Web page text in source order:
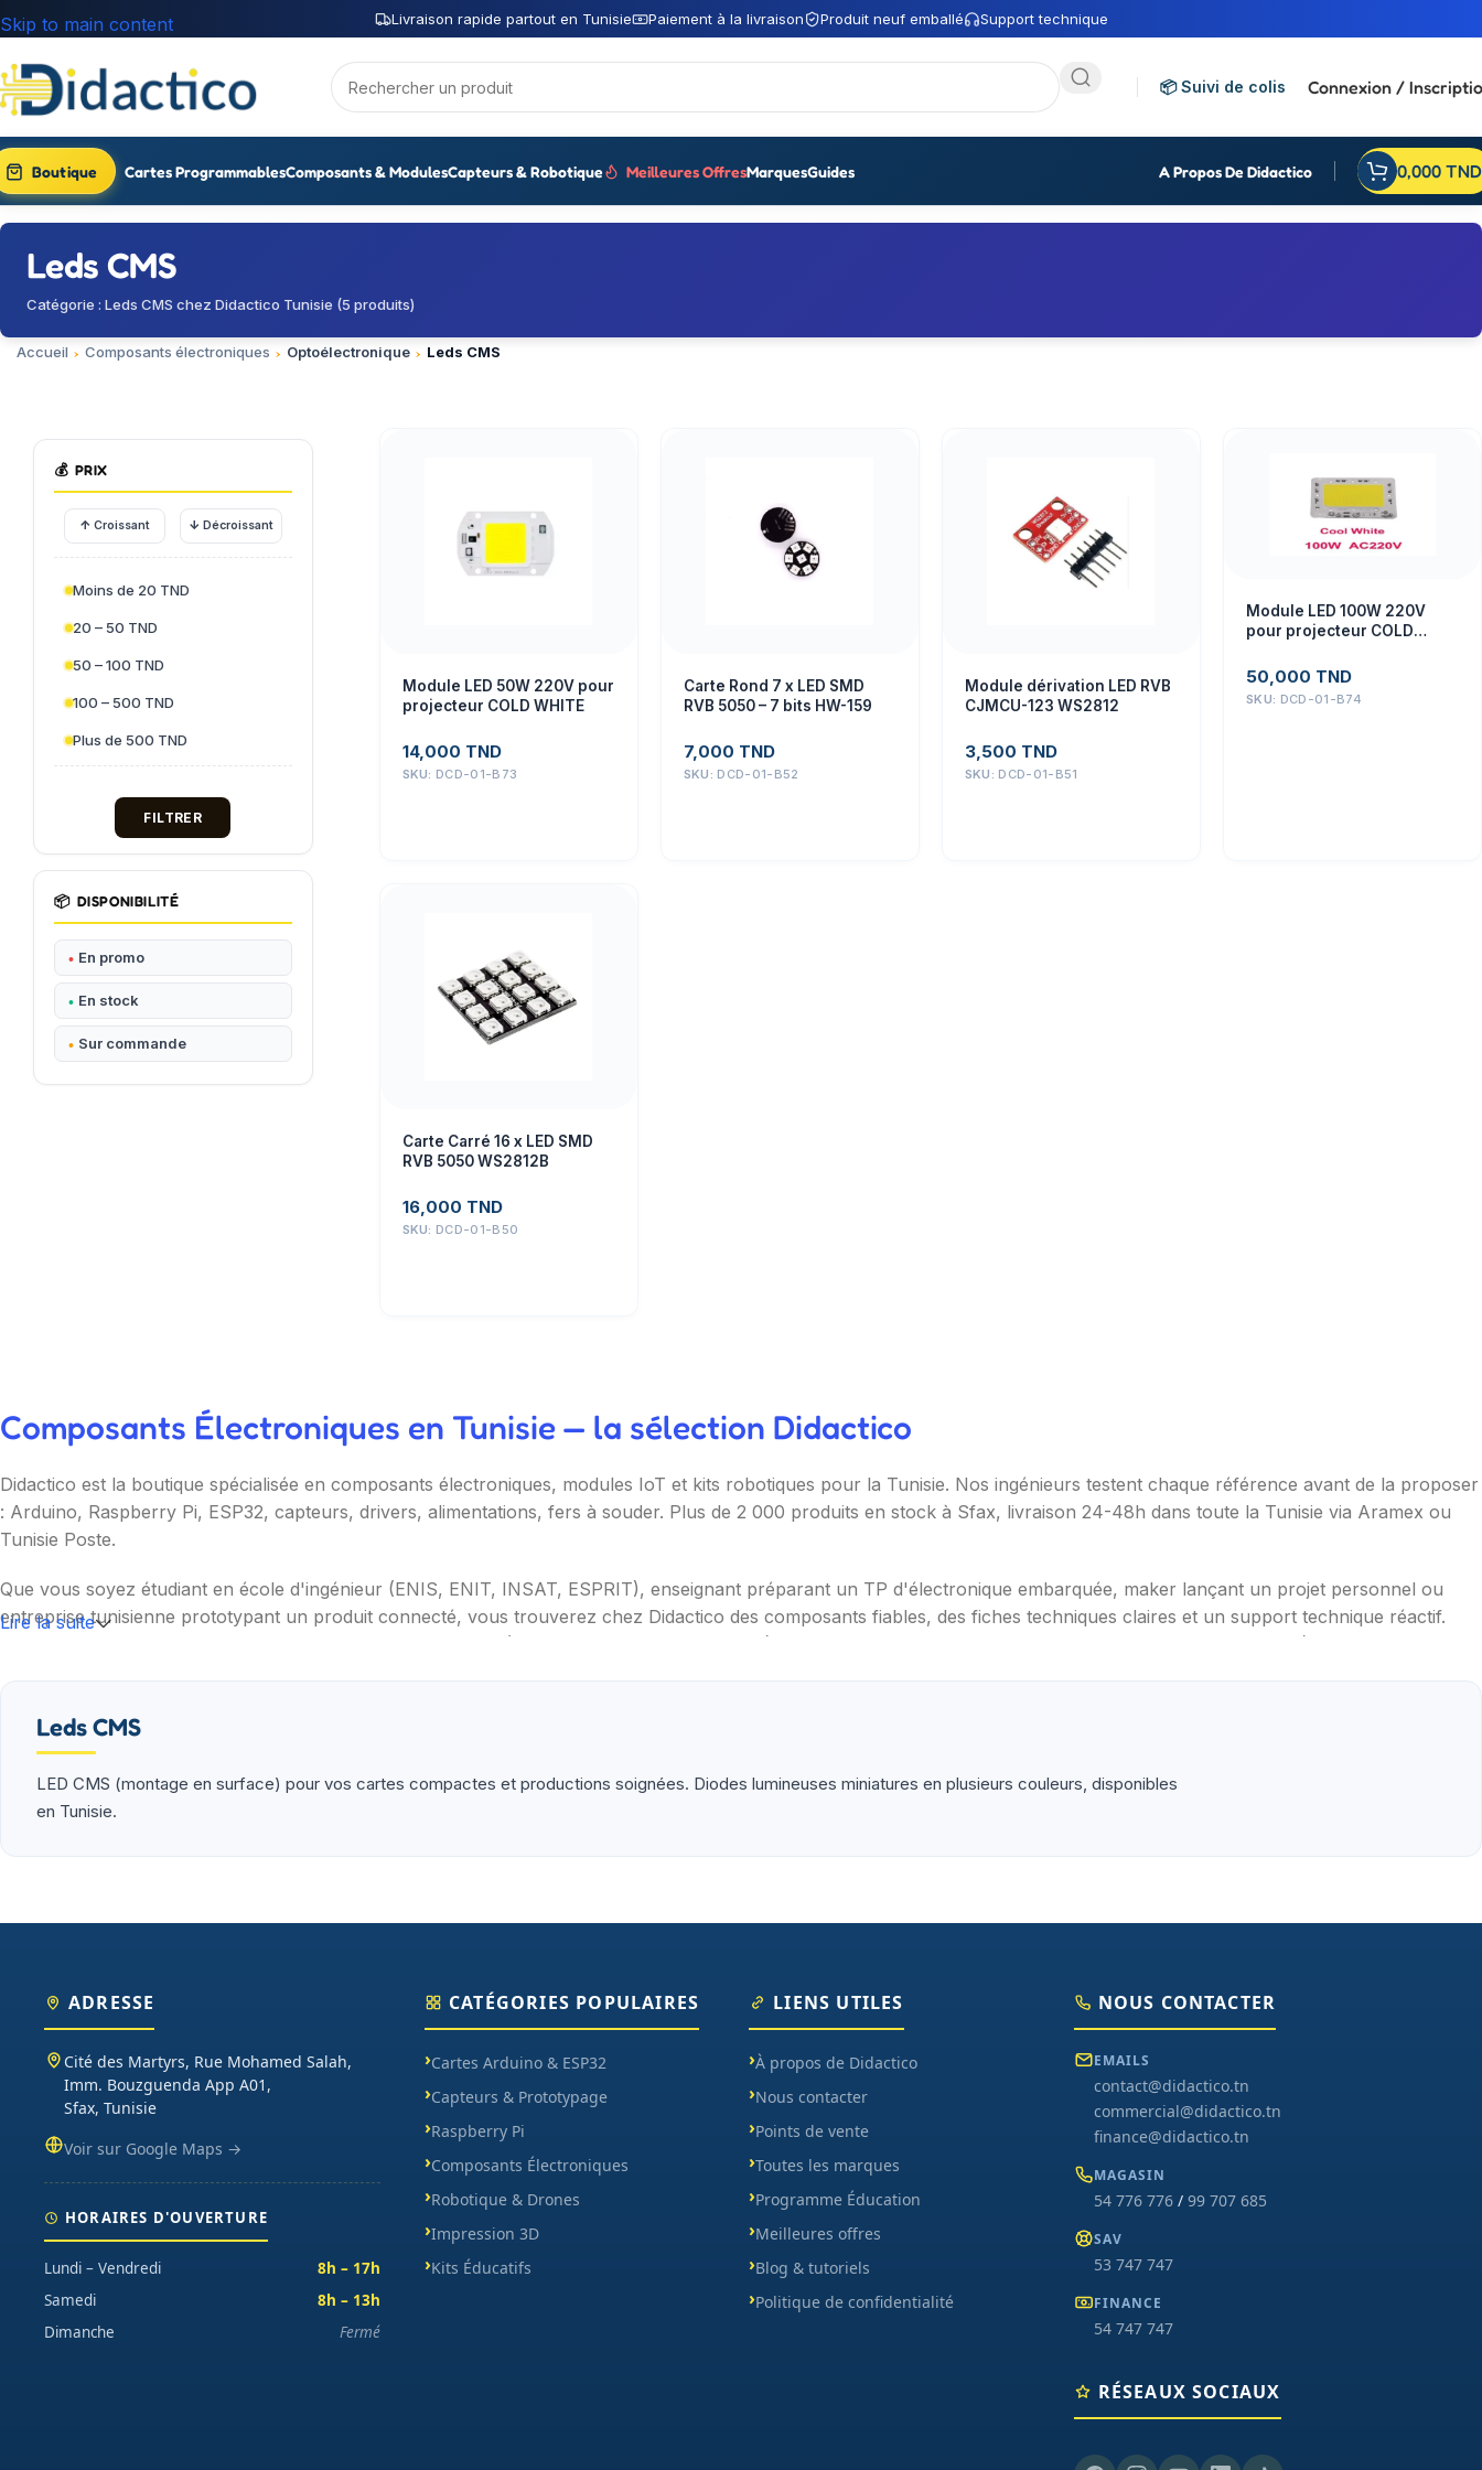
Livraison rapide partout en Tunisie Paiement à la livraison Produit neuf emballé Support technique
Skip to main content
📦 Suivi de colis Connexion /
Boutique Cartes ProgrammablesComposants & ModulesCapteurs & Robotique Meilleures OffresMarquesGuides A Propos De Didactico 0,000 TND
Leds CMS
Catégorie : Leds CMS chez Didactico Tunisie (5 produits)
Accueil Composants électroniques Optoélectronique Leds CMS
💰 PRIX
↑ Croissant ↓ Décroissant
Moins de 20 TND
20 – 50 TND
50 – 100 TND
100 – 500 TND
Plus de 500 TND
FILTRER
📦 DISPONIBILITÉ
En promo
En stock
Sur commande
Module LED 50W 220V pour
projecteur COLD WHITE
14,000 TND
SKU: DCD-01-B73
Carte Rond 7 x LED SMD
RVB 5050 – 7 bits HW-159
7,000 TND
SKU: DCD-01-B52
Module dérivation LED RVB
CJMCU-123 WS2812
3,500 TND
SKU: DCD-01-B51
Module LED 100W 220V
pour projecteur COLD
50,000 TND
SKU: DCD-01-B74
Carte Carré 16 x LED SMD
RVB 5050 WS2812B
16,000 TND
SKU: DCD-01-B50
Composants Électroniques en Tunisie — la sélection Didactico
Didactico est la boutique spécialisée en composants électroniques, modules IoT et kits robotiques pour la Tunisie. Nos ingénieurs testent chaque référence avant de la proposer
: Arduino, Raspberry Pi, ESP32, capteurs, drivers, alimentations, fers à souder. Plus de 2 000 produits en stock à Sfax, livraison 24-48h dans toute la Tunisie via Aramex ou
Tunisie Poste.
Que vous soyez étudiant en école d'ingénieur (ENIS, ENIT, INSAT, ESPRIT), enseignant préparant un TP d'électronique embarquée, maker lançant un projet personnel ou
entreprise tunisienne prototypant un produit connecté, vous trouverez chez Didactico des composants fiables, des fiches techniques claires et un support technique réactif.
Nos catégories couvrent l'essentiel : cartes programmables (Arduino, Raspberry Pi, ESP32), capteurs et modules (température, distance, WiFi, LoRa, GSM), robotique
Lire la suite
Leds CMS
LED CMS (montage en surface) pour vos cartes compactes et productions soignées. Diodes lumineuses miniatures en plusieurs couleurs, disponibles
en Tunisie.
ADRESSE
Cité des Martyrs, Rue Mohamed Salah,
Imm. Bouzguenda App A01,
Sfax, Tunisie
Voir sur Google Maps →
HORAIRES D'OUVERTURE
Lundi – Vendredi
8h – 17h
Samedi
8h – 13h
Dimanche
Fermé
CATÉGORIES POPULAIRES
Cartes Arduino & ESP32
Capteurs & Prototypage
Raspberry Pi
Composants Électroniques
Robotique & Drones
Impression 3D
Kits Éducatifs
LIENS UTILES
À propos de Didactico
Nous contacter
Points de vente
Toutes les marques
Programme Éducation
Meilleures offres
Blog & tutoriels
Politique de confidentialité
NOUS CONTACTER
EMAILS
contact@didactico.tn
commercial@didactico.tn
finance@didactico.tn
MAGASIN
54 776 776/ 99 707 685
SAV
53 747 747
FINANCE
54 747 747
RÉSEAUX SOCIAUX